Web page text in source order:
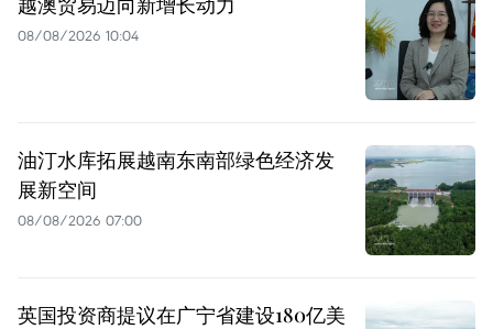
08/08/2026 10:04
油汀水库拓展越南东南部绿色经济发
展新空间
08/08/2026 07:00
英国投资商提议在广宁省建设180亿美